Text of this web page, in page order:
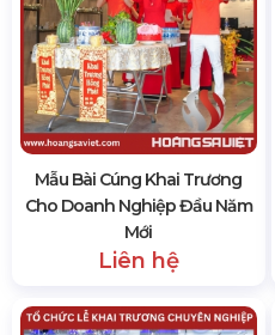
Mẫu Bài Cúng Khai Trương
Cho Doanh Nghiệp Đầu Năm
Mới
Liên hệ